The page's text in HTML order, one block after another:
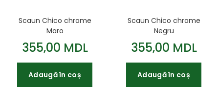
Scaun Chico chrome
Maro
355,00 MDL
Adaugă în coș
Scaun Chico chrome
Negru
355,00 MDL
Adaugă în coș